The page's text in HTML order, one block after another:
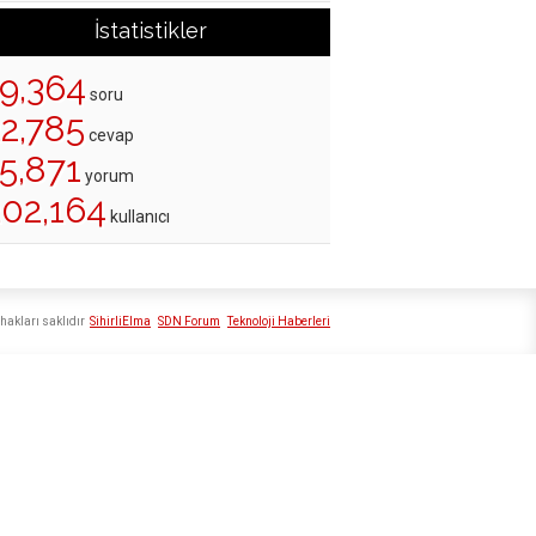
İstatistikler
soru
cevap
yorum
kullanıcı
SihirliElma SDN Forum Teknoloji Haberleri
saklıdır